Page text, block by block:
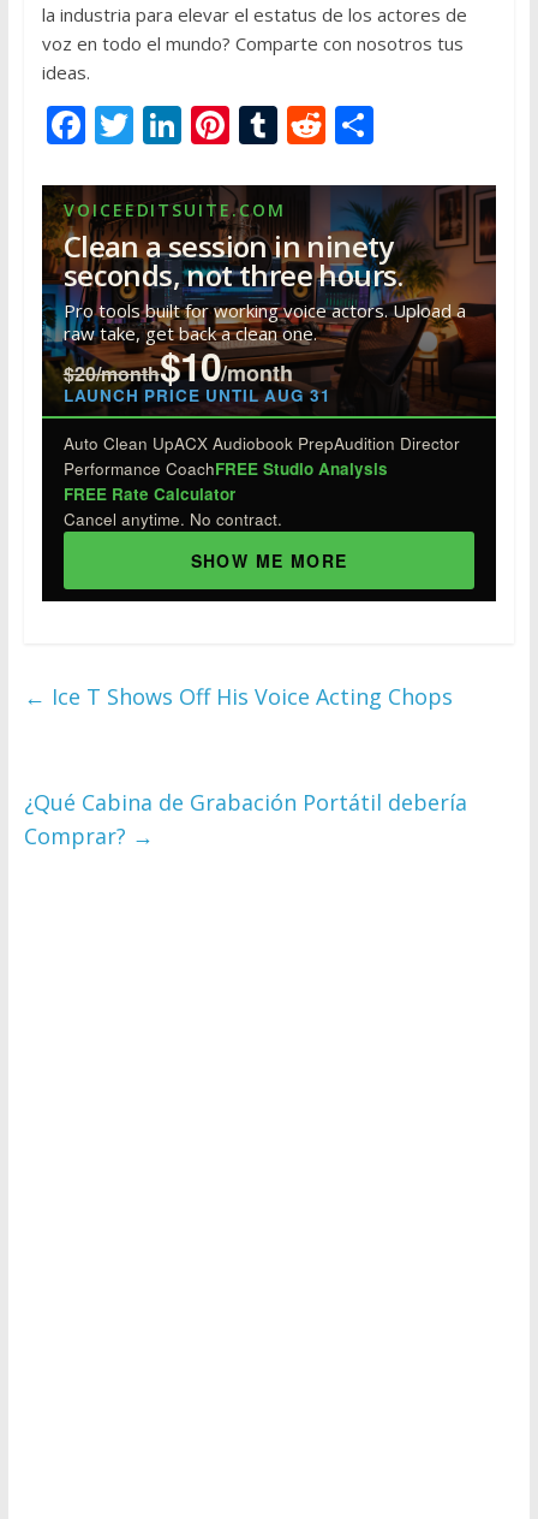
la industria para elevar el estatus de los actores de
voz en todo el mundo? Comparte con nosotros tus
ideas.
F
e
b
o
o
k
T
itt
er
Li
k
e
dI
n
Pi
er
e
st
T
m
bl
r
R
d
di
t
S
ar
e
VOICEEDITSUITE.COM
Clean a session in ninety
seconds, not three hours.
Pro tools built for working voice actors. Upload a
raw take, get back a clean one.
$20/month$10/month
LAUNCH PRICE UNTIL AUG 31
Auto Clean UpACX Audiobook PrepAudition Director
Performance CoachFREE Studio Analysis
FREE Rate Calculator
Cancel anytime. No contract.
SHOW ME MORE
← Ice T Shows Off His Voice Acting Chops
¿Qué Cabina de Grabación Portátil debería
Comprar? →